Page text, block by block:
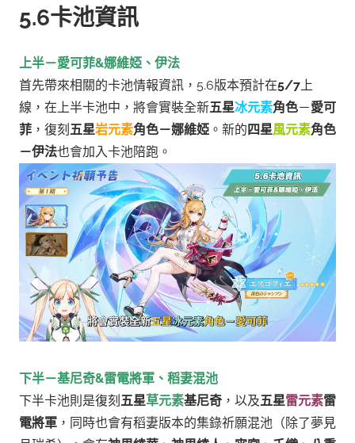
5.6卡池資訊
上半－愛可菲&娜維婭、伊法
首先帶來相關的卡池情報資訊，5.6版本預計在5/7 上
線，在上半卡池中，將會實裝全新五星冰元素角色－愛可
菲 ，復刻 五星岩元素角色－娜維婭 。新的四星風元素角色
－伊法也會加入卡池陪跑。
下半－基尼奇&雷電將軍、稻妻混池
下半卡池則是復刻 五星草元素基尼奇 ，以及五星雷元素雷
電將軍 ，同時也會有稻妻版本的集錄祈願混池（除了夢見